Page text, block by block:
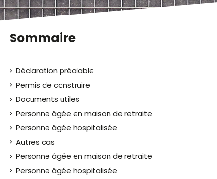
Sommaire
Déclaration préalable
Permis de construire
Documents utiles
Personne âgée en maison de retraite
Personne âgée hospitalisée
Autres cas
Personne âgée en maison de retraite
Personne âgée hospitalisée